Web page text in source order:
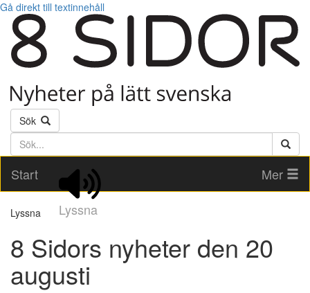
Gå direkt till textinnehåll
Sök
Söktext
Start
Lyssna
Mer
Lyssna
8 Sidors nyheter den 20
augusti